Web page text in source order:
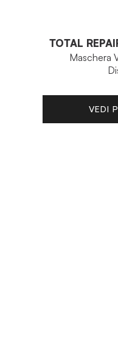
TOTAL
Maschera
VEDI